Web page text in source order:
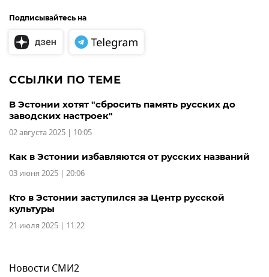
Подписывайтесь на
ССЫЛКИ ПО ТЕМЕ
В Эстонии хотят "сбросить память русских до
заводских настроек"
02 августа 2025 | 10:05
Как в Эстонии избавляются от русских названий
03 июня 2025 | 20:06
Кто в Эстонии заступился за Центр русской
культуры
21 июля 2025 | 11:22
Новости СМИ2